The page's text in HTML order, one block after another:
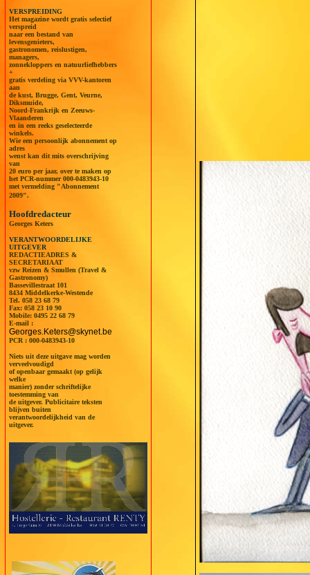
VERSPREIDING
Het magazine wordt gratis selectief
verspreid
naar een bestand van
levensgenieters,
gastronomen, reislustigen,
managers,
zonnekloppers en natuurliefhebbers
+
gratis verdeling via VVV-kantoren
aan
de kust, Brugge, Gent, Veurne,
Diksmuide,
Noord-Frankrijk en Zeeuws-
Vlaanderen
en in een reeks geselecteerde
winkels.
Wie een persoonlijk abonnement op
adres
wenst kan dit mits overschrijving
van
20 euro per jaar, over te maken op
het PCR-nummer 000-0483943-10
met vermelding "Abonnement
2009".
Hoofdredacteur
Georges Keters
VERANTWOORDELIJKE
UITGEVER
REDACTIEADRES &
SECRETARIAAT
vzw Reizen & Smullen (Travel &
Gastronomy)
Bassevillestraat 101
8434 Middelkerke-Westende
Tel. 058 23 68 79
Fax: 058 23 10 90
Mobile: 0495 22 68 79
E-mail :
Georges.Keters@skynet.be
PCR : 000-0483943-10
Niets uit deze uitgave mag worden
verveelvoudigd
of openbaar gemaakt (op gelijk
welke
manier) zonder schriftelijke
toestemming van
de uitgever. Publicitaire teksten
blijven buiten
verantwoordelijkheid van de
uitgever.